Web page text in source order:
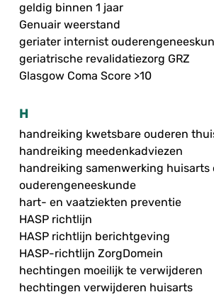
geldig binnen 1 jaar
Genuair weerstand
geriater internist
geriatrische revalidatiezorg GRZ
Glasgow Coma Score >10
H
handreiking kwetsbare ouderen
handreiking meedenkadviezen
handreiking samenwerking huisarts
ouderengeneeskunde
hart- en vaatziekten preventie
HASP richtlijn
HASP richtlijn berichtgeving
HASP-richtlijn ZorgDomein
hechtingen moeilijk te verwijderen
hechtingen verwijderen huisarts